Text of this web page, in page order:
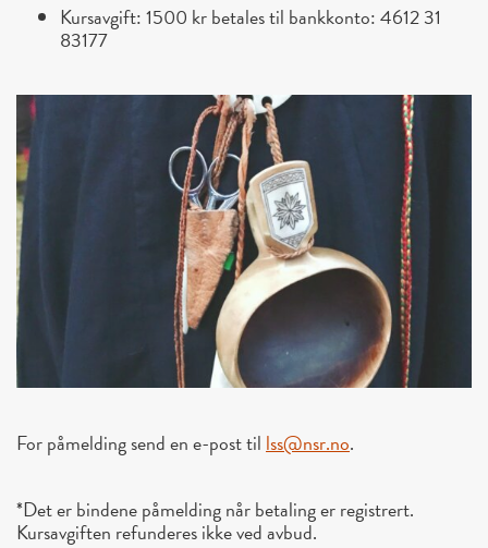
Kursavgift: 1500 kr betales til bankkonto: 4612 31
83177
For påmelding send en e-post til lss@nsr.no.
*Det er bindene påmelding når betaling er registrert.
Kursavgiften refunderes ikke ved avbud.